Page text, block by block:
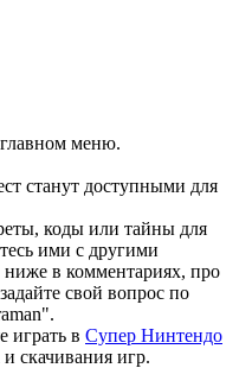
меню.
станут доступными для
коды или тайны для
ими с другими
ниже в комментариях, про
свой вопрос по
играть в Супер Нинтендо
и скачивания игр.